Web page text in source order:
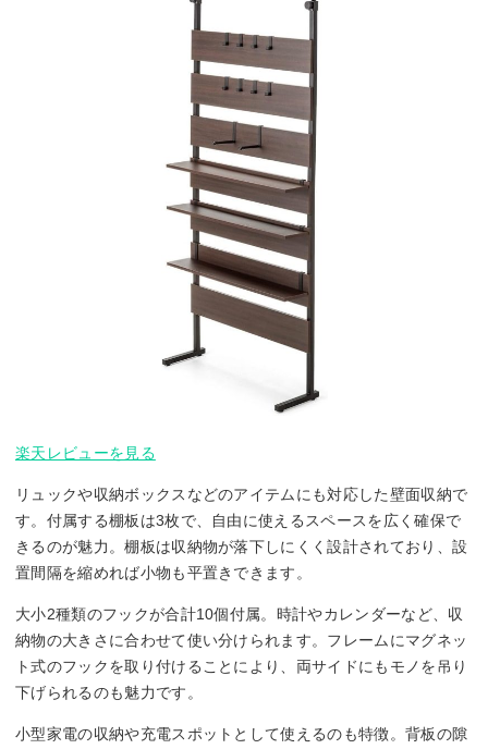
楽天レビューを見る
リュックや収納ボックスなどのアイテムにも対応した壁面収納で
す。付属する棚板は3枚で、自由に使えるスペースを広く確保で
きるのが魅力。棚板は収納物が落下しにくく設計されており、設
置間隔を縮めれば小物も平置きできます。
大小2種類のフックが合計10個付属。時計やカレンダーなど、収
納物の大きさに合わせて使い分けられます。フレームにマグネッ
ト式のフックを取り付けることにより、両サイドにもモノを吊り
下げられるのも魅力です。
小型家電の収納や充電スポットとして使えるのも特徴。背板の隙